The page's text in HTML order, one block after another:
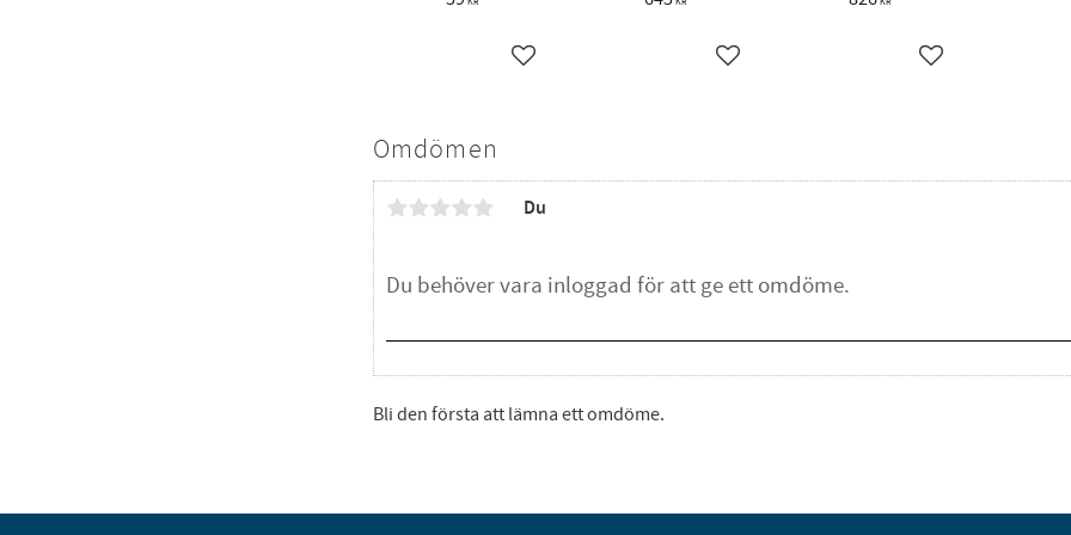
Omdömen
Du
Bli den första att lämna ett omdöme.
Lägg till i favoriter Lägg till i favoriter Lägg till i